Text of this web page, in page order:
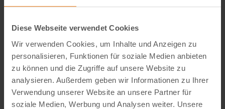
Diese Webseite verwendet Cookies
Wir verwenden Cookies, um Inhalte und Anzeigen zu
personalisieren, Funktionen für soziale Medien anbieten
zu können und die Zugriffe auf unsere Website zu
analysieren. Außerdem geben wir Informationen zu Ihrer
Verwendung unserer Website an unsere Partner für
soziale Medien, Werbung und Analysen weiter. Unsere
sofort einen motivierten Lagerhelfer (m/w/d) in
Was diesen Job attraktiv macht
Planbare Arbeitszeit:
Montag bis Freitag, ca. 8 -
17 Uhr
Unkomplizierter Nebenjob